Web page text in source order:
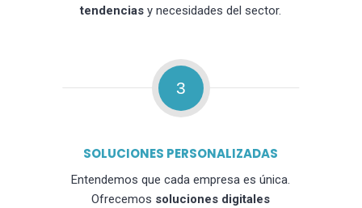
tendencias y necesidades del sector.
3
SOLUCIONES PERSONALIZADAS
Entendemos que cada empresa es única.
Ofrecemos soluciones digitales